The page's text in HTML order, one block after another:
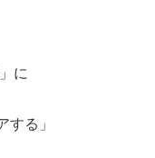
に
する」